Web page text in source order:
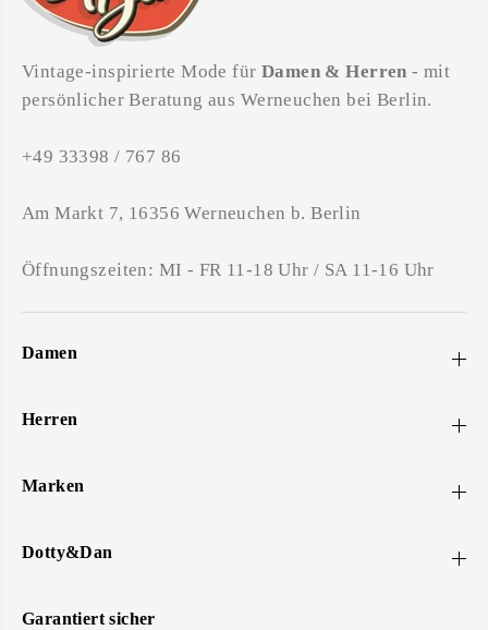
Vintage-inspirierte Mode für Damen & Herren - mit
persönlicher Beratung aus Werneuchen bei Berlin.
+49 33398 / 767 86
Am Markt 7, 16356 Werneuchen b. Berlin
Öffnungszeiten: MI - FR 11-18 Uhr / SA 11-16 Uhr
Damen
Herren
Marken
Dotty&Dan
Garantiert sicher